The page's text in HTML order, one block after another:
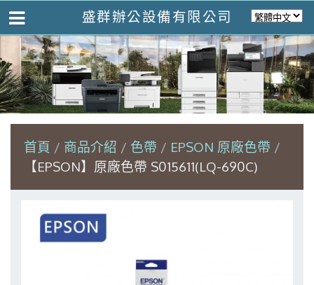
盛群辦公設備有限公司
首頁 商品介紹 色帶
EPSON 原廠色帶
【EPSON】原廠色帶 S015611(LQ-690C)